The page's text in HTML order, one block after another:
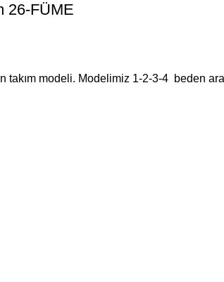
26-FÜME
takım modeli. Modelimiz 1-2-3-4 beden